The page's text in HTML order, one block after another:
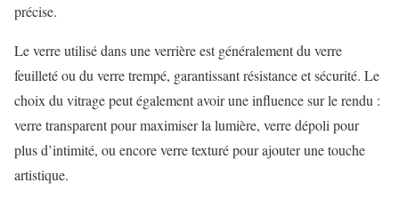
précise.
Le verre utilisé dans une verrière est généralement du verre
feuilleté ou du verre trempé, garantissant résistance et sécurité. Le
choix du vitrage peut également avoir une influence sur le rendu :
verre transparent pour maximiser la lumière, verre dépoli pour
plus d’intimité, ou encore verre texturé pour ajouter une touche
artistique.